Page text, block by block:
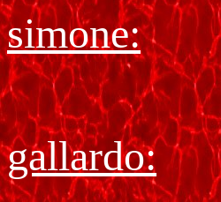
simone:
gallardo: